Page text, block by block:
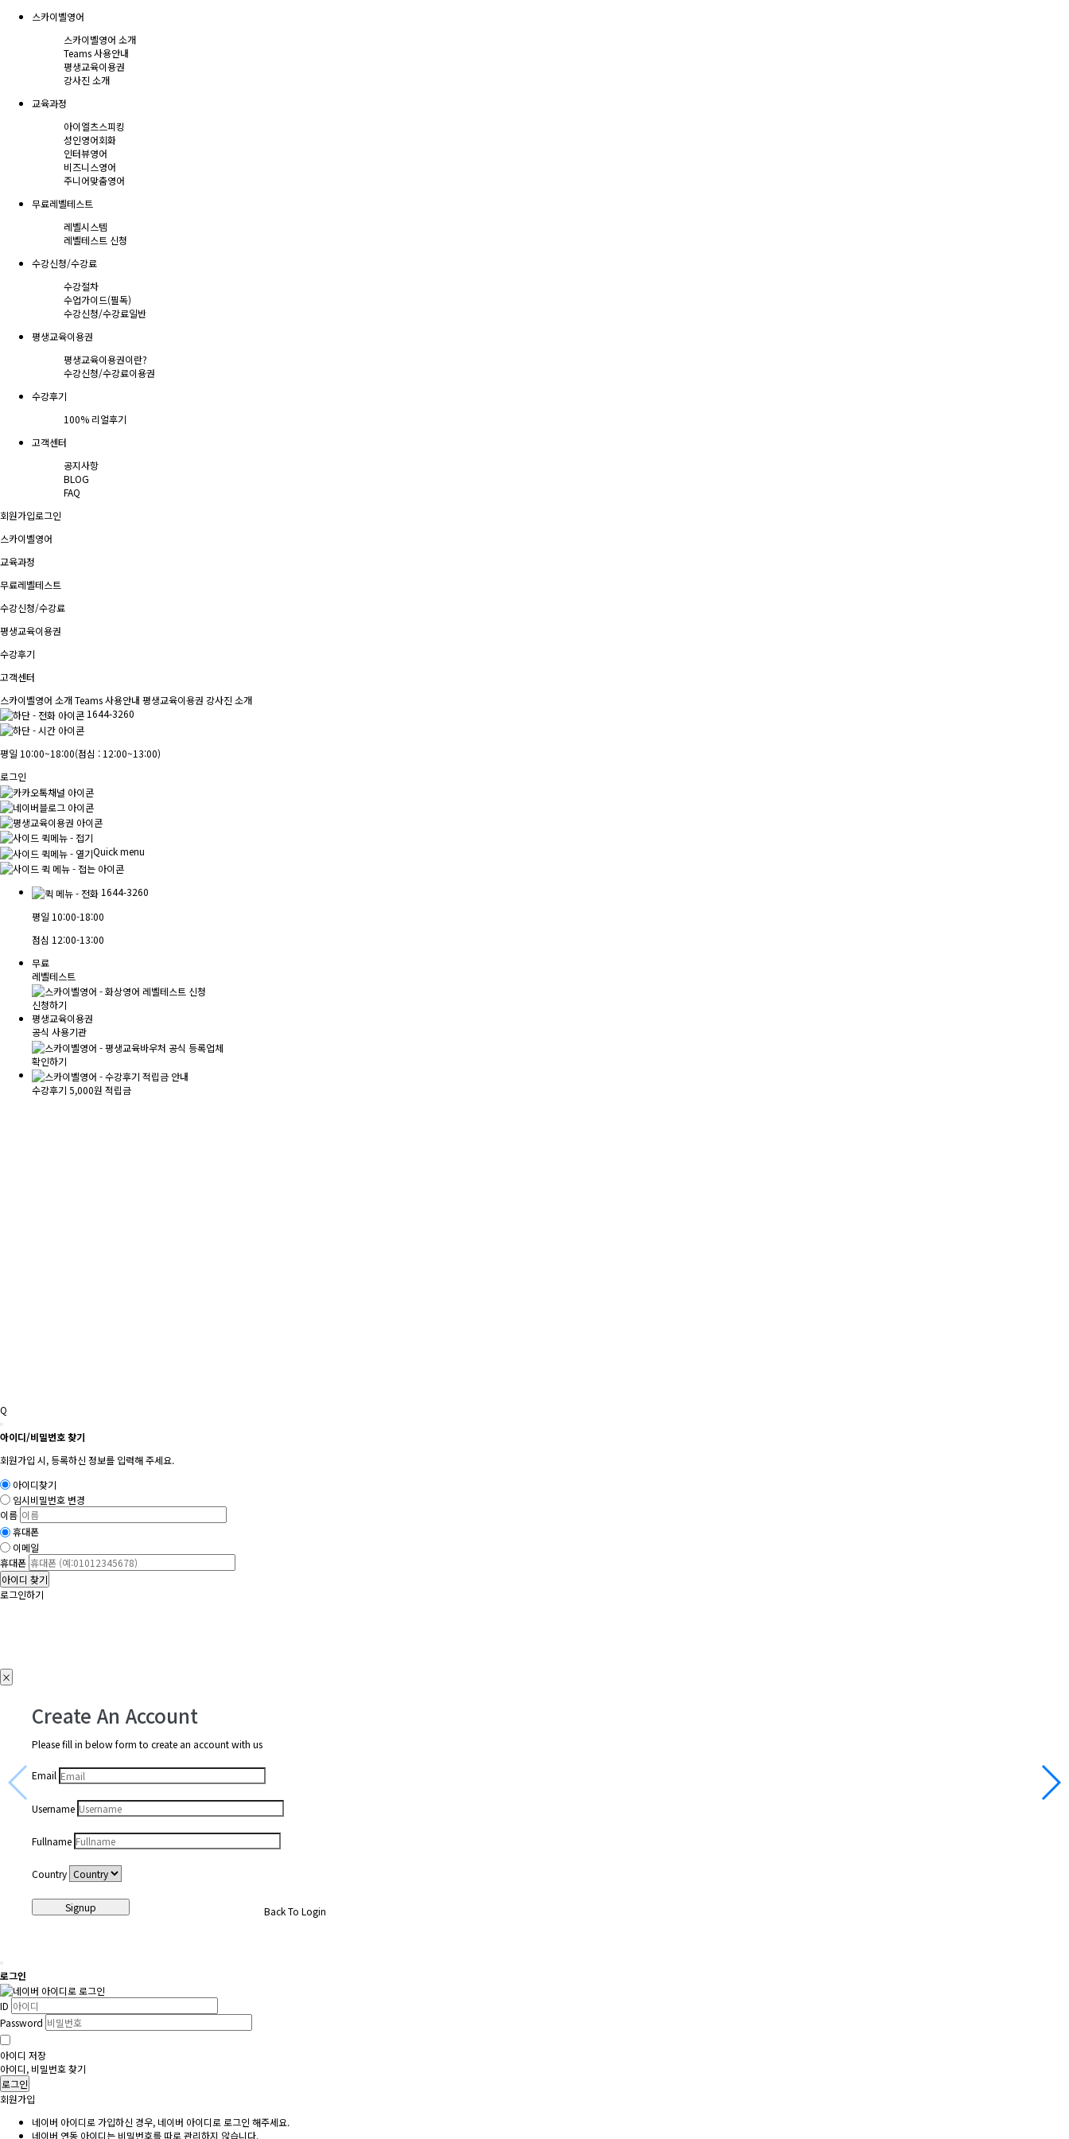
스카이벨영어
스카이벨영어 소개
Teams 사용안내
평생교육이용권
강사진 소개
교육과정
아이엘츠스피킹
성인영어회화
인터뷰영어
비즈니스영어
주니어맞춤영어
무료레벨테스트
레벨시스템
레벨테스트 신청
수강신청/수강료
수강절차
수업가이드(필독)
수강신청/수강료일반
평생교육이용권
평생교육이용권이란?
수강신청/수강료이용권
수강후기
100% 리얼후기
고객센터
공지사항
BLOG
FAQ
회원가입로그인
스카이벨영어
교육과정
무료레벨테스트
수강신청/수강료
평생교육이용권
수강후기
고객센터
스카이벨영어 소개Teams 사용안내 평생교육이용권 강사진 소개
1644-3260
평일 10:00~18:00(점심 : 12:00~13:00)
로그인
Quick menu
1644-3260
평일 10:00-18:00
점심 12:00-13:00
무료
레벨테스트
신청하기
평생교육이용권
공식 사용기관
확인하기
수강후기 5,000원 적립금
Q
아이디/비밀번호 찾기
회원가입 시, 등록하신 정보를 입력해 주세요.
아이디찾기
임시비밀번호 변경
이름
휴대폰
이메일
휴대폰
아이디 찾기
로그인하기
×
Create An Account
Please fill in below form to create an account with us
Email
Username
Fullname
Country
Signup Back To Login
로그인
ID
Password
아이디 저장
아이디, 비밀번호 찾기
로그인
회원가입
네이버 아이디로 가입하신 경우, 네이버 아이디로 로그인 해주세요.
네이버 연동 아이디는 비밀번호를 따로 관리하지 않습니다.